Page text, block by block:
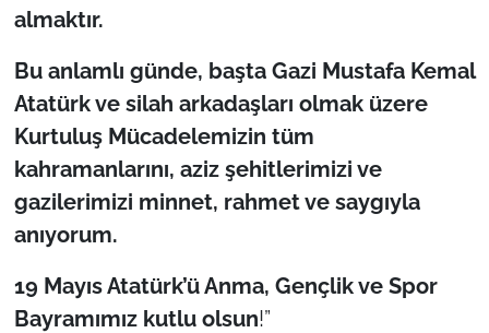
almaktır.
Bu anlamlı günde, başta Gazi Mustafa Kemal
Atatürk ve silah arkadaşları olmak üzere
Kurtuluş Mücadelemizin tüm
kahramanlarını, aziz şehitlerimizi ve
gazilerimizi minnet, rahmet ve saygıyla
anıyorum.
19 Mayıs Atatürk’ü Anma, Gençlik ve Spor
Bayramımız kutlu olsun!”